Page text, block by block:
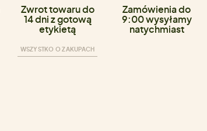
Zwrot towaru do
14 dni z gotową
etykietą
WSZYSTKO O ZAKUPACH
Zamówienia do
9:00 wysyłamy
natychmiast